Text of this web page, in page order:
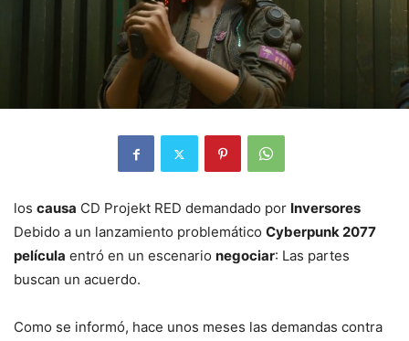
los causa CD Projekt RED demandado por Inversores
Debido a un lanzamiento problemático Cyberpunk 2077
película entró en un escenario negociar: Las partes
buscan un acuerdo.
Como se informó, hace unos meses las demandas contra